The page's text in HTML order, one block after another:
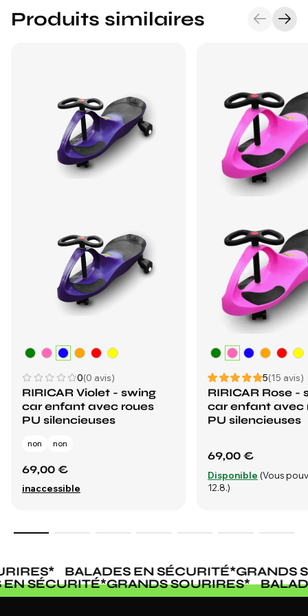
Produits similaires
0(0 avis)
RIRICAR Violet - swing
car enfant avec roues
PU silencieuses
non non
69,00 €
inaccessible
5(15 avis)
RIRICAR Rose -
car enfant avec
PU silencieuses
69,00 €
Disponible (Vous
12.8.)
* BALADES EN SÉCURITÉ*GRANDS
EN SÉCURITÉ*GRANDS SOURIRES*